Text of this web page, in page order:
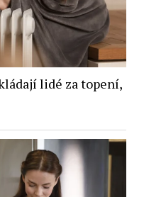
lidé za topení,